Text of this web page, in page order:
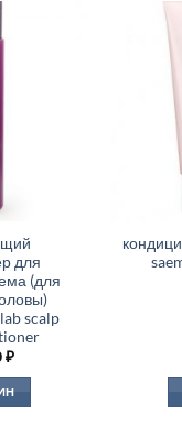
для
(для
scalp
₽